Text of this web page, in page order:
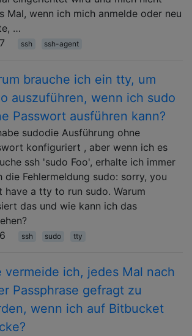
Mal, wenn ich mich anmelde oder neu
…
ssh ssh-agent
brauche ich ein tty, um
auszuführen, wenn ich sudo
Passwort ausführen kann?
sudodie Ausführung ohne
konfiguriert , aber wenn ich es
ssh 'sudo Foo', erhalte ich immer
die Fehlermeldung sudo: sorry, you
have a tty to run sudo. Warum
das und wie kann ich das
ssh sudo tty
vermeide ich, jedes Mal nach
Passphrase gefragt zu
wenn ich auf Bitbucket